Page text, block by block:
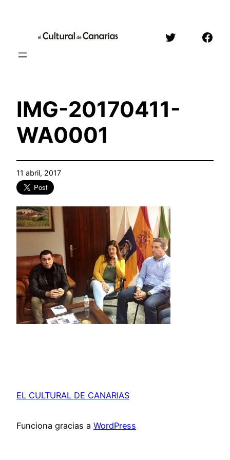
contenido
Twitter
IMG-20170411-
WA0001
11 abril, 2017
EL CULTURAL DE CANARIAS
Funciona gracias a WordPress